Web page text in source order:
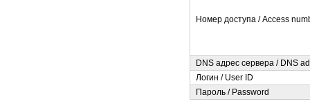
Номер доступа / Access
DNS адрес сервера / DNS
Логин / User ID
Пароль / Password